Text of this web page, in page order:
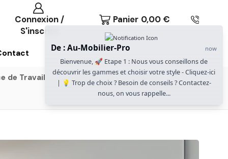
Connexion /
S'inscrire
Panier 0,00 €
de Travail Gammes Gautier Office
De : Au-Mobilier-Pro now
Bienvenue, 🚀 Etape 1 : Nous vous conseillons de
découvrir les gammes et choisir votre style - Cliquez-ici
| 💡 Trop de choix ? Besoin de conseils ? Contactez-
nous, on vous rappelle...